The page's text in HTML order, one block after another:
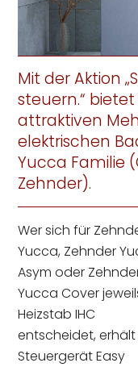
Mit der Aktion
steuern.“
attraktiven
elektrischen
Yucca Familie
Zehnder).
Wer sich für
Yucca, Zehnder
Asym oder
Yucca Cover
Heizstab IHC
entscheidet, erhält
Steuergerät Easy